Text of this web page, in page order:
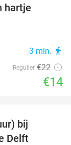
hartje
3 min. directions_walk
Regulier €22
€14
bij
Delft